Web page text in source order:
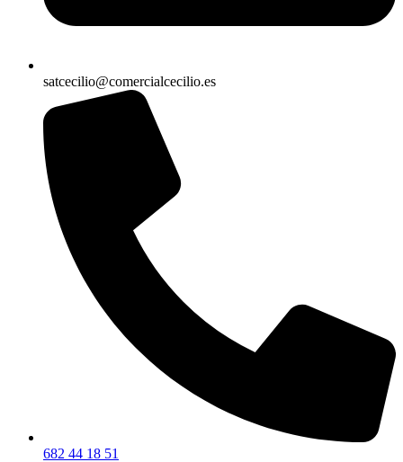
satcecilio@comercialcecilio.es
682 44 18 51